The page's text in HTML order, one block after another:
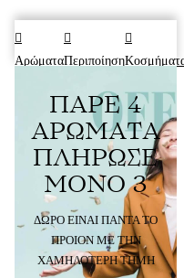
ΑρώματαΠεριποίηση
ΠΑΡΕ 4
ΑΡΩΜΑΤΑ
ΠΛΗΡΩΣΕ
ΜΟΝΟ 3
ΔΩΡΟ ΕΙΝΑΙ ΠΑΝΤΑ ΤΟ
ΠΡΟΙΟΝ ΜΕ ΤΗΝ
ΧΑΜΗΛΟΤΕΡΗ ΤΗΜΗ